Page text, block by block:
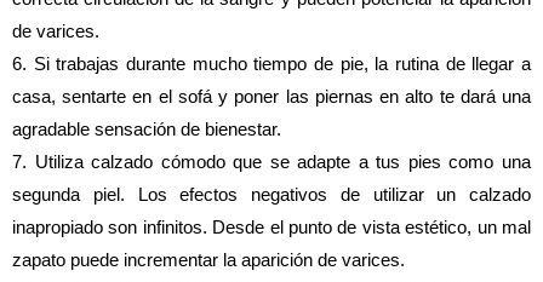
de varices.
6. Si trabajas durante mucho tiempo de pie, la rutina de llegar a
casa, sentarte en el sofá y poner las piernas en alto te dará una
agradable sensación de bienestar.
7. Utiliza calzado cómodo que se adapte a tus pies como una
segunda piel. Los efectos negativos de utilizar un calzado
inapropiado son infinitos. Desde el punto de vista estético, un mal
zapato puede incrementar la aparición de varices.